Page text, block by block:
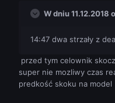
W dniu 11.12.2018
14:47 dwa strzały z
przed tym celownik
super nie mozliwy czas
predkość skoku na model